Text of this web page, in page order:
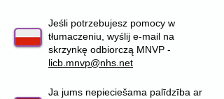
Jeśli potrzebujesz pomocy w
tłumaczeniu, wyślij e-mail na
skrzynkę odbiorczą MNVP -
licb.mnvp@nhs.net
Ja jums nepieciešama palīdzība ar